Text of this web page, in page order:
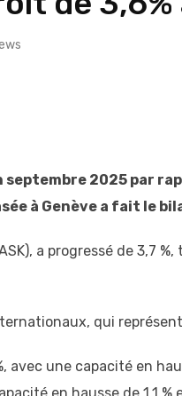
2025 par
à Genève a fait le
a progressé de 3,7
qui
avec une capacité en